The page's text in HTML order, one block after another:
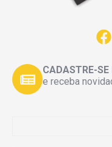
CADASTRE-
e receba